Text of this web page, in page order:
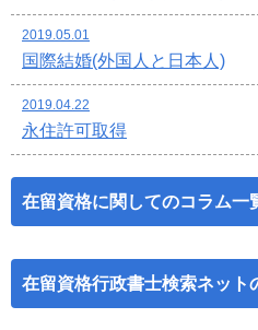
2019.05.01
国際結婚(外国人と日本人)
2019.04.22
永住許可取得
在留資格に関してのコラム一
在留資格行政書士検索ネット